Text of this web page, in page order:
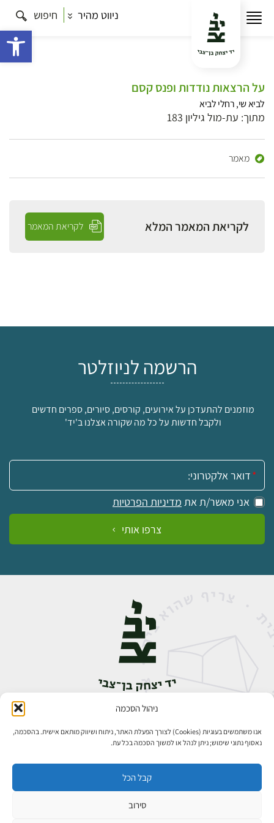
ניהול הסכמה
אנו משתמשים בעוגיות (Cookies) לצורך הפעלת האתר, ניתוח ושיווק מותאם אישית. בהסכמה,
נאסוף נתוני שימוש; ניתן לנהל או למשוך הסכמה בכל עת.
קבל הכל
סירוב
ניווט מהיר חיפוש
על הרצאות נודדות ופנס קסם
לביא שי, רחלי לביא
מתוך: עת-מול גיליון 183
מאמר
לקריאת המאמר המלא לקריאת המאמר
הרשמה לניוזלטר
מוזמנים להתעדכן על אירועים, קורסים, סיורים, ספרים חדשים
ולקבל חדשות על כל מה שקורה אצלנו ב'יד'
אימייל:
אני מאשר/ת את מדיניות הפרטיות
צרפו אותי
אבן גבירול 14, רחביה, ירושלים